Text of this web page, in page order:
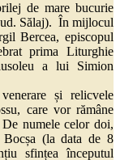
de mare bucurie
Sălaj). În mijlocul
Bercea, episcopul
prima Liturghie
a lui Simion
și relicvele
care vor rămâne
numele celor doi,
(la data de 8
sfințea începutul